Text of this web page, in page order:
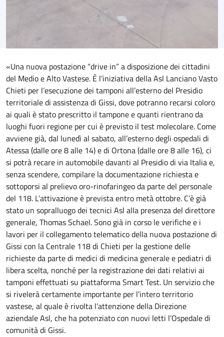
«Una nuova postazione “drive in” a disposizione dei cittadini
del Medio e Alto Vastese. È l’iniziativa della Asl Lanciano Vasto
Chieti per l’esecuzione dei tamponi all’esterno del Presidio
territoriale di assistenza di Gissi, dove potranno recarsi coloro
ai quali è stato prescritto il tampone e quanti rientrano da
luoghi fuori regione per cui è previsto il test molecolare. Come
avviene già, dal lunedì al sabato, all’esterno degli ospedali di
Atessa (dalle ore 8 alle 14) e di Ortona (dalle ore 8 alle 16), ci
si potrà recare in automobile davanti al Presidio di via Italia e,
senza scendere, compilare la documentazione richiesta e
sottoporsi al prelievo oro-rinofaringeo da parte del personale
del 118. L’attivazione è prevista entro metà ottobre. C’è già
stato un sopralluogo dei tecnici Asl alla presenza del direttore
generale, Thomas Schael. Sono già in corso le verifiche e i
lavori per il collegamento telematico della nuova postazione di
Gissi con la Centrale 118 di Chieti per la gestione delle
richieste da parte di medici di medicina generale e pediatri di
libera scelta, nonché per la registrazione dei dati relativi ai
tamponi effettuati su piattaforma Smart Test. Un servizio che
si rivelerà certamente importante per l’intero territorio
vastese, al quale è rivolta l’attenzione della Direzione
aziendale Asl, che ha potenziato con nuovi letti l’Ospedale di
comunità di Gissi.